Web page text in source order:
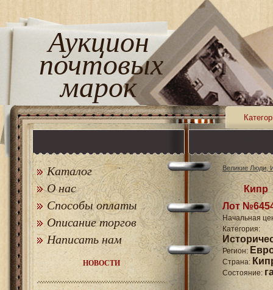
Аукцион
почтовых
марок
Каталог
О нас
Способы оплаты
Описание торгов
Написать нам
НОВОСТИ
Великие Люди,
Кипр
Лот
Начальная
Регион:
Страна:
Состояние: